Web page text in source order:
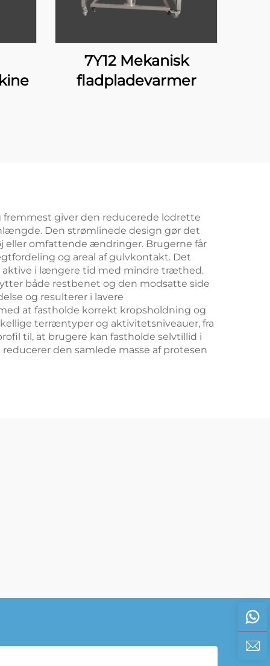
7Y12 Mekanisk
fladpladevarmer
fremmest giver den reducerede lodrette
Den strømlinede design gør det
eller omfattende ændringer. Brugerne får
og areal af gulvkontakt. Det
aktive i længere tid med mindre træthed.
både restbenet og den modsatte side
og resulterer i lavere
at fastholde korrekt kropsholdning og
terræntyper og aktivitetsniveauer, fra
til, at brugere kan fastholde selvtillid i
den samlede masse af protesen